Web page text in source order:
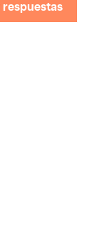
respuestas